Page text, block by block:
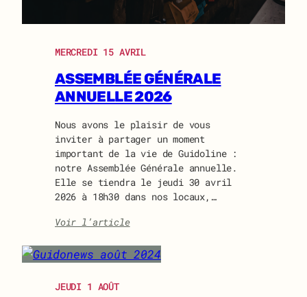
MERCREDI 15 AVRIL
ASSEMBLÉE GÉNÉRALE
ANNUELLE 2026
Nous avons le plaisir de vous
inviter à partager un moment
important de la vie de Guidoline :
notre Assemblée Générale annuelle.
Elle se tiendra le jeudi 30 avril
2026 à 18h30 dans nos locaux,…
Voir l’article:
Générale
Annuelle
JEUDI 1 AOÛT